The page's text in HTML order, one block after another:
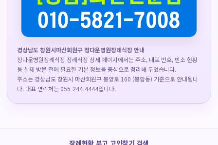
경상남도 창원시마산회원구 정다운병원장례식장 안내
정다운병원장례식장 장례식장 상세 페이지에서는 주소, 대표 번호, 빈소 현황
등 실제 방문 전에 필요한 기본 정보를 중심으로 정리해 두었습니다.
주소는 경상남도 창원시 마산회원구 봉양로 160 (봉암동) 기준으로 안내됩니
다. 대표 연락처는 055-244-4444입니다.
장례현황 부고 고인찾기 검색